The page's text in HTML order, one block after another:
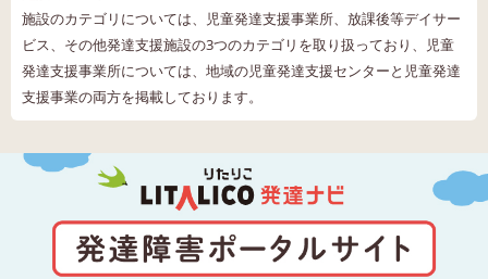
施設のカテゴリについては、児童発達支援事業所、放課後等デイサー
ビス、その他発達支援施設の3つのカテゴリを取り扱っており、児童
発達支援事業所については、地域の児童発達支援センターと児童発達
支援事業の両方を掲載しております。